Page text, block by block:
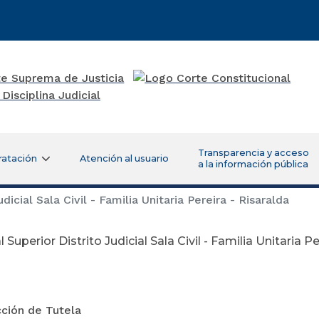
Atención al usuario
Transparencia y acceso
a la información pública
Sala Civil - Familia Unitaria Pereira - Risaralda
Superior Distrito Judicial Sala Civil - Familia Unitaria
de Tutela